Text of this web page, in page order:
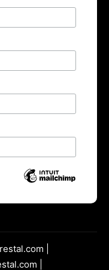
|
|